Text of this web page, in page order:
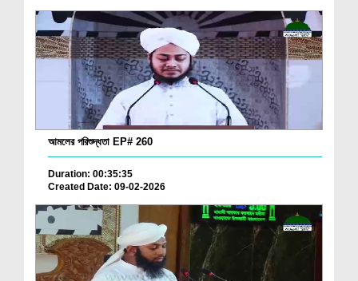
আমলের পরিশুদ্ধতা EP# 260
Duration: 00:35:35
Created Date: 09-02-2026